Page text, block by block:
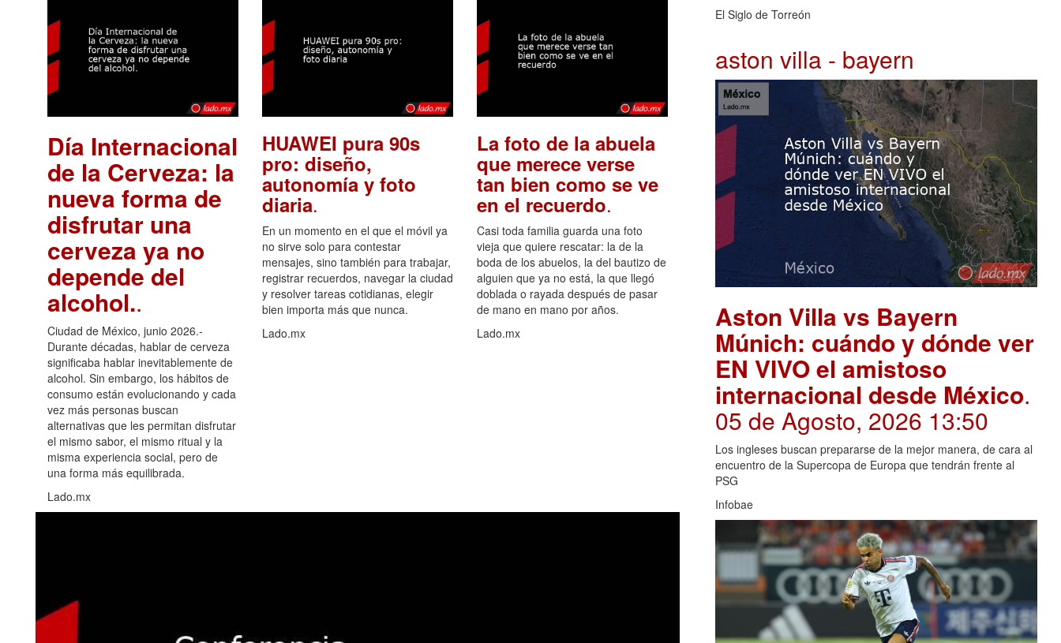
Día Internacional
de la Cerveza: la
nueva forma de
disfrutar una
cerveza ya no
depende del
alcohol..
Ciudad de México, junio 2026.-
Durante décadas, hablar de cerveza
significaba hablar inevitablemente de
alcohol. Sin embargo, los hábitos de
consumo están evolucionando y cada
vez más personas buscan
alternativas que les permitan disfrutar
el mismo sabor, el mismo ritual y la
misma experiencia social, pero de
una forma más equilibrada.
Lado.mx
HUAWEI pura 90s
pro: diseño,
autonomía y foto
diaria.
En un momento en el que el móvil ya
no sirve solo para contestar
mensajes, sino también para trabajar,
registrar recuerdos, navegar la ciudad
y resolver tareas cotidianas, elegir
bien importa más que nunca.
Lado.mx
La foto de la abuela
que merece verse
tan bien como se ve
en el recuerdo.
Casi toda familia guarda una foto
vieja que quiere rescatar: la de la
boda de los abuelos, la del bautizo de
alguien que ya no está, la que llegó
doblada o rayada después de pasar
de mano en mano por años.
Lado.mx
El Siglo de Torreón
aston villa - bayern
Aston Villa vs Bayern
Múnich: cuándo y dónde ver
EN VIVO el amistoso
internacional desde México.
05 de Agosto, 2026 13:50
Los ingleses buscan prepararse de la mejor manera, de cara al
encuentro de la Supercopa de Europa que tendrán frente al
PSG
Infobae